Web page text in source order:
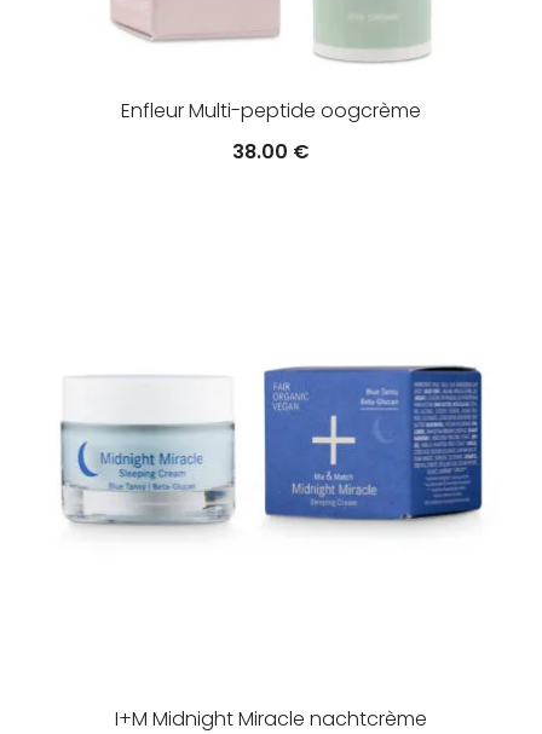
Enfleur Multi-peptide oogcrème
38.00 €
I+M Midnight Miracle nachtcrème